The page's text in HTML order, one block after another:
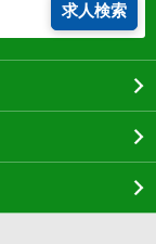
求人検索